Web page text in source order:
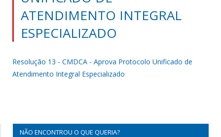
ATENDIMENTO INTEGRAL
ESPECIALIZADO
Resolução 13 - CMDCA - Aprova Protocolo Unificado de
Atendimento Integral Especializado
NÃO ENCONTROU O QUE QUERIA?